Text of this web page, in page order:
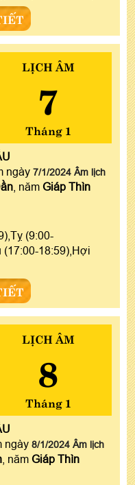
LỊCH ÂM
7
Tháng 1
ngày 7/1/2024 Âm lịch
, năm Giáp Thìn
(9:00-
(17:00-18:59),Hợi
LỊCH ÂM
8
Tháng 1
ngày 8/1/2024 Âm lịch
, năm Giáp Thìn